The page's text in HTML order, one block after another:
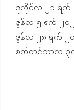
ဇူလိုင်လ ၂၁ ရက်
ဇွန်လ ၅ ရက် ၂၀
ဇွန်လ ၂၈ ရက် ၂
စက်တင်ဘာလ ၃